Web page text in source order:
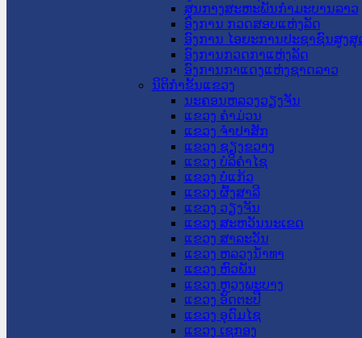
ສູນກາງສະຫະພັນກຳມະບານລາວ
ອົງການ ກວດສອບແຫ່ງລັດ
ອົງການ ໄອຍະການປະຊາຊົນສູງສຸ
ອົງການກວດກາແຫ່ງລັດ
ອົງການກາແດງແຫ່ງຊາດລາວ
ນິຕິກໍາຂັ້ນແຂວງ
ນະ​ຄອນ​ຫລວງວຽງຈັນ
ແຂວງ ຄໍາມ່ວນ
ແຂວງ ຈໍາປາສັກ
ແຂວງ ຊຽງຂວາງ
ແຂວງ ບໍລິຄໍາໄຊ
ແຂວງ ບໍ່ແກ້ວ
ແຂວງ ຜົ້ງສາລີ
ແຂວງ ວຽງຈັນ
ແຂວງ ສະຫວັນນະເຂດ
ແຂວງ ສາລະວັນ
ແຂວງ ຫລວງນໍ້າທາ
ແຂວງ ຫົວພັນ
ແຂວງ ຫຼວງພະບາງ
ແຂວງ ອັດຕະປື
ແຂວງ ອຸດົມໄຊ
ແຂວງ ເຊກອງ